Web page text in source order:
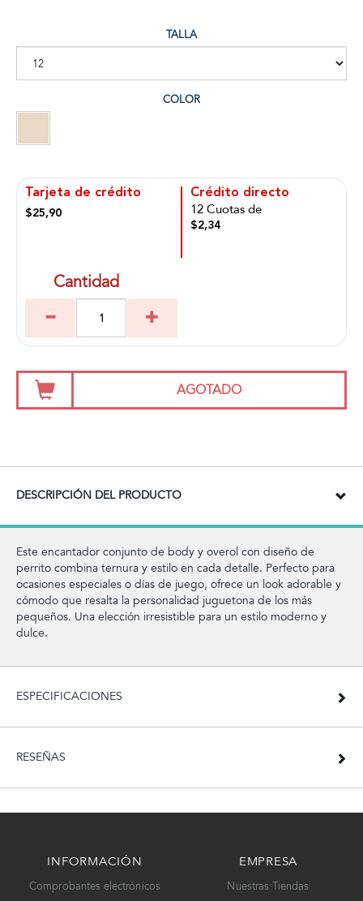
TALLA
COLOR
Tarjeta de crédito
$25,90
Crédito directo
12 Cuotas de
$2,34
Cantidad
AGOTADO
DESCRIPCIÓN DEL PRODUCTO
Este encantador conjunto de body y overol con diseño de
perrito combina ternura y estilo en cada detalle. Perfecto para
ocasiones especiales o días de juego, ofrece un look adorable y
cómodo que resalta la personalidad juguetona de los más
pequeños. Una elección irresistible para un estilo moderno y
dulce.
ESPECIFICACIONES
RESEÑAS
INFORMACIÓN
Comprobantes electrónicos
EMPRESA
Nuestras Tiendas